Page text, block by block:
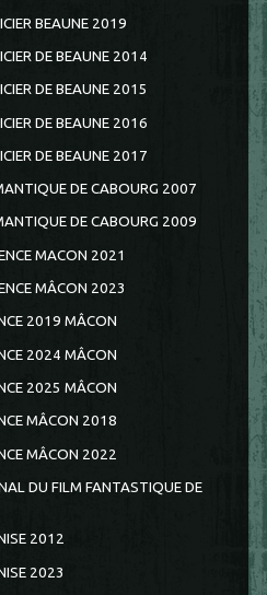
BEAUNE 2019
DE BEAUNE 2014
DE BEAUNE 2015
DE BEAUNE 2016
DE BEAUNE 2017
DE CABOURG 2007
DE CABOURG 2009
MACON 2021
MÂCON 2023
2019 MÂCON
2024 MÂCON
2025 MÂCON
MÂCON 2018
MÂCON 2022
DU FILM FANTASTIQUE DE
2012
2023